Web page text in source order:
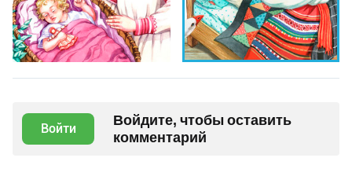
Войти
Войдите, чтобы оставить
комментарий